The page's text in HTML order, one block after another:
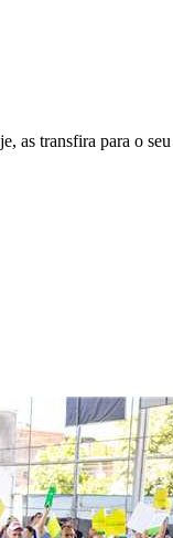
as transfira para o